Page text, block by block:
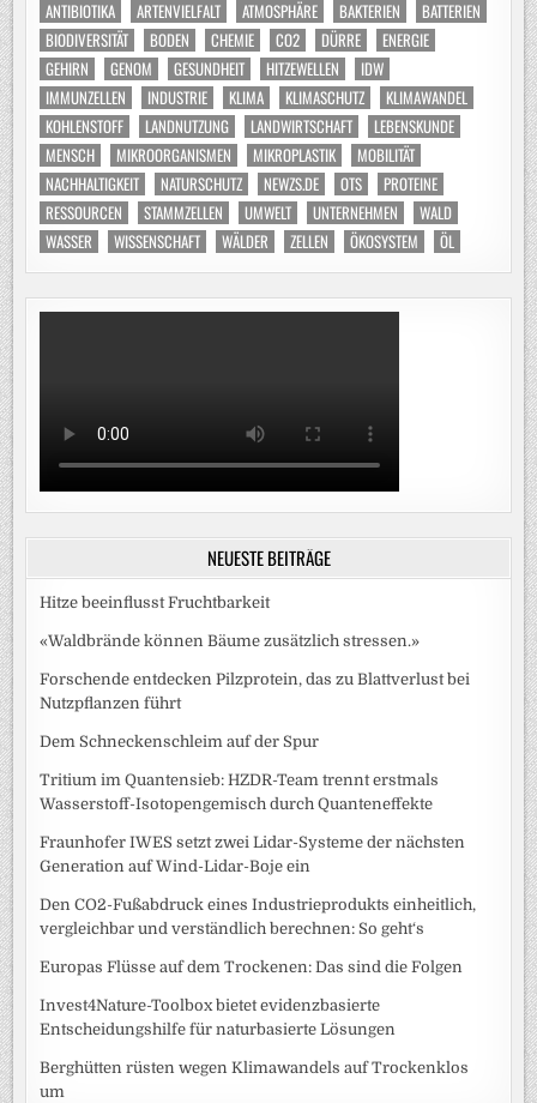
ANTIBIOTIKA ARTENVIELFALT ATMOSPHÄRE BAKTERIEN
BATTERIEN
BIODIVERSITÄT
BODEN CHEMIE CO2 DÜRRE
ENERGIE
GEHIRN
GENOM GESUNDHEIT HITZEWELLEN
IDW
IMMUNZELLEN
INDUSTRIE KLIMA KLIMASCHUTZ
KLIMAWANDEL
KOHLENSTOFF
LANDNUTZUNG LANDWIRTSCHAFT
LEBENSKUNDE
MENSCH
MIKROORGANISMEN MIKROPLASTIK
MOBILITÄT
NACHHALTIGKEIT
NATURSCHUTZ NEWZS.DE OTS
PROTEINE
RESSOURCEN
STAMMZELLEN UMWELT UNTERNEHMEN
WALD
WASSER
WISSENSCHAFT WÄLDER ZELLEN ÖKOSYSTEM ÖL
NEUESTE BEITRÄGE
Hitze beeinflusst Fruchtbarkeit
«Waldbrände können Bäume zusätzlich stressen.»
Forschende entdecken Pilzprotein, das zu Blattverlust bei
Nutzpflanzen führt
Dem Schneckenschleim auf der Spur
Tritium im Quantensieb: HZDR-Team trennt erstmals
Wasserstoff-Isotopengemisch durch Quanteneffekte
Fraunhofer IWES setzt zwei Lidar-Systeme der nächsten
Generation auf Wind-Lidar-Boje ein
Den CO2-Fußabdruck eines Industrieprodukts einheitlich,
vergleichbar und verständlich berechnen: So geht‘s
Europas Flüsse auf dem Trockenen: Das sind die Folgen
Invest4Nature-Toolbox bietet evidenzbasierte
Entscheidungshilfe für naturbasierte Lösungen
Berghütten rüsten wegen Klimawandels auf Trockenklos
um